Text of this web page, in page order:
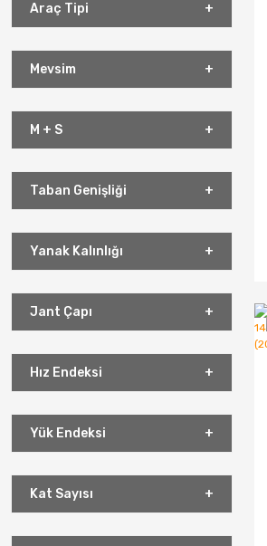
Araç Tipi
Mevsim
M + S
Taban Genişliği
Yanak Kalınlığı
Jant Çapı
Hız Endeksi
Yük Endeksi
Kat Sayısı